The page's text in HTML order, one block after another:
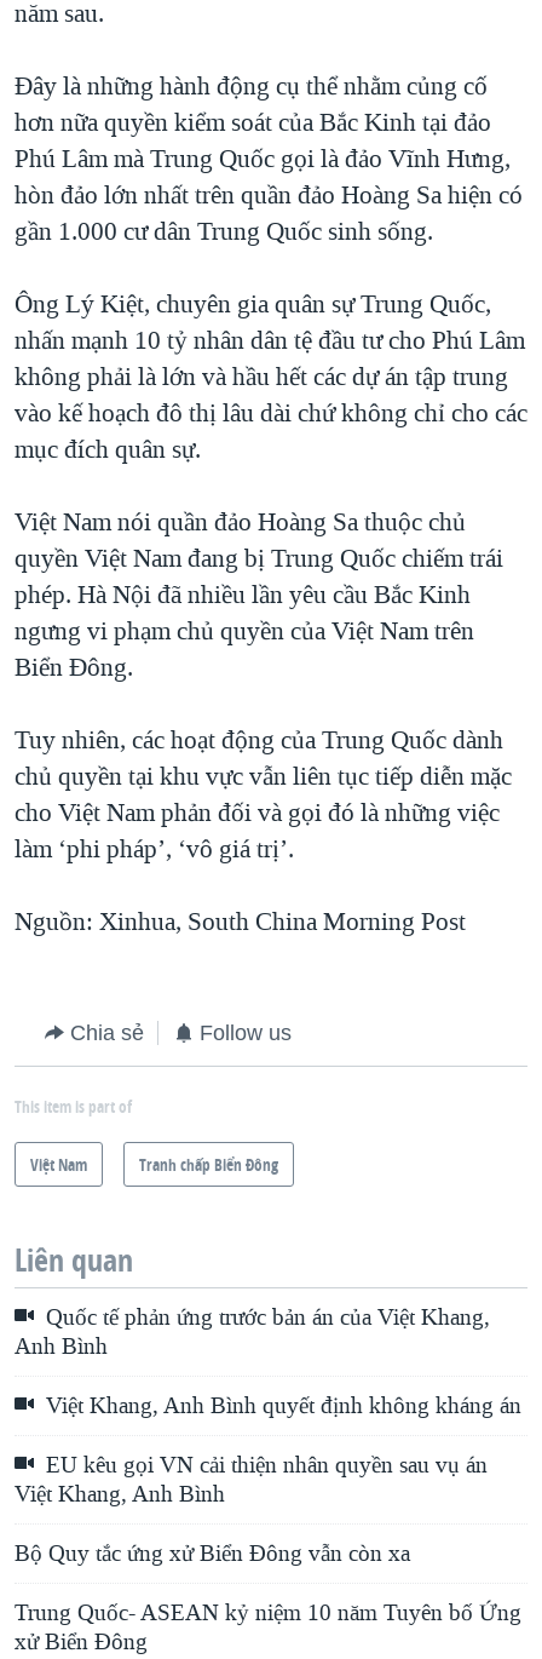
năm sau.
Đây là những hành động cụ thể nhằm củng cố
hơn nữa quyền kiểm soát của Bắc Kinh tại đảo
Phú Lâm mà Trung Quốc gọi là đảo Vĩnh Hưng,
hòn đảo lớn nhất trên quần đảo Hoàng Sa hiện có
gần 1.000 cư dân Trung Quốc sinh sống.
Ông Lý Kiệt, chuyên gia quân sự Trung Quốc,
nhấn mạnh 10 tỷ nhân dân tệ đầu tư cho Phú Lâm
không phải là lớn và hầu hết các dự án tập trung
vào kế hoạch đô thị lâu dài chứ không chỉ cho các
mục đích quân sự.
Việt Nam nói quần đảo Hoàng Sa thuộc chủ
quyền Việt Nam đang bị Trung Quốc chiếm trái
phép. Hà Nội đã nhiều lần yêu cầu Bắc Kinh
ngưng vi phạm chủ quyền của Việt Nam trên
Biển Đông.
Tuy nhiên, các hoạt động của Trung Quốc dành
chủ quyền tại khu vực vẫn liên tục tiếp diễn mặc
cho Việt Nam phản đối và gọi đó là những việc
làm ‘phi pháp’, ‘vô giá trị’.
Nguồn: Xinhua, South China Morning Post
Chia sẻ Follow us
This item is part of
Việt Nam Tranh chấp Biển Đông
Liên quan
Quốc tế phản ứng trước bản án của Việt Khang,
Anh Bình
Việt Khang, Anh Bình quyết định không kháng án
EU kêu gọi VN cải thiện nhân quyền sau vụ án
Việt Khang, Anh Bình
Bộ Quy tắc ứng xử Biển Đông vẫn còn xa
Trung Quốc- ASEAN kỷ niệm 10 năm Tuyên bố Ứng
xử Biển Đông